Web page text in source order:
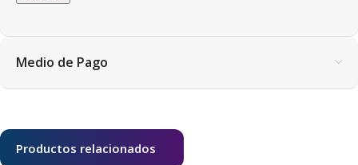
Medio de Pago
Productos relacionados